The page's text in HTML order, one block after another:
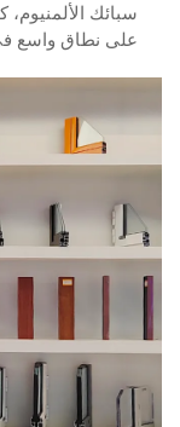
سبائك
على نطاق واسع
المعالجة. مع